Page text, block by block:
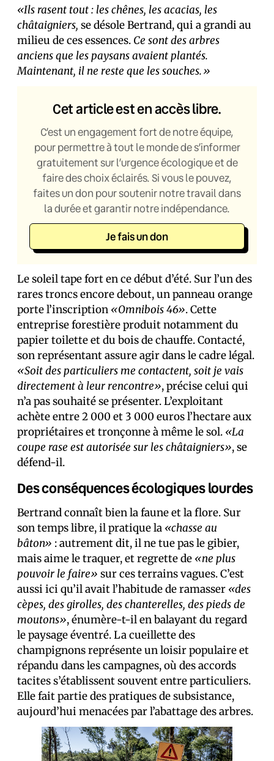
«Ils rasent tout : les chênes, les acacias, les
châtaigniers, se désole Bertrand, qui a grandi au
milieu de ces essences. Ce sont des arbres
anciens que les paysans avaient plantés.
Maintenant, il ne reste que les souches.»
Cet article est en accès libre.
C’est un engagement fort de notre équipe,
pour permettre à tout le monde de s’informer
gratuitement sur l’urgence écologique et de
faire des choix éclairés. Si vous le pouvez,
faites un don pour soutenir notre travail dans
la durée et garantir notre indépendance.
Je fais un don
Le soleil tape fort en ce début d’été. Sur l’un des
rares troncs encore debout, un panneau orange
porte l’inscription «Omnibois 46». Cette
entreprise forestière produit notamment du
papier toilette et du bois de chauffe. Contacté,
son représentant assure agir dans le cadre légal.
«Soit des particuliers me contactent, soit je vais
directement à leur rencontre», précise celui qui
n’a pas souhaité se présenter. L’exploitant
achète entre 2 000 et 3 000 euros l’hectare aux
propriétaires et tronçonne à même le sol. «La
coupe rase est autorisée sur les châtaigniers», se
défend-il.
Des conséquences écologiques lourdes
Bertrand connaît bien la faune et la flore. Sur
son temps libre, il pratique la «chasse au
bâton» : autrement dit, il ne tue pas le gibier,
mais aime le traquer, et regrette de «ne plus
pouvoir le faire» sur ces terrains vagues. C’est
aussi ici qu’il avait l’habitude de ramasser «des
cèpes, des girolles, des chanterelles, des pieds de
moutons», énumère-t-il en balayant du regard
le paysage éventré. La cueillette des
champignons représente un loisir populaire et
répandu dans les campagnes, où des accords
tacites s’établissent souvent entre particuliers.
Elle fait partie des pratiques de subsistance,
aujourd’hui menacées par l’abattage des arbres.